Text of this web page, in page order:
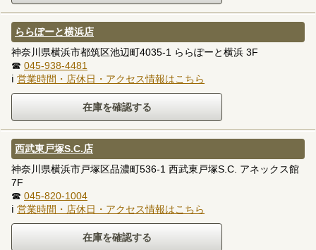
ららぽーと横浜店
神奈川県横浜市都筑区池辺町4035-1 ららぽーと横浜 3F
☎ 045-938-4481
ℹ 営業時間・店休日・アクセス情報はこちら
西武東戸塚S.C.店
神奈川県横浜市戸塚区品濃町536-1 西武東戸塚S.C. アネックス館
7F
☎ 045-820-1004
ℹ 営業時間・店休日・アクセス情報はこちら